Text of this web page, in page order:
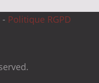
- Politique RGPD